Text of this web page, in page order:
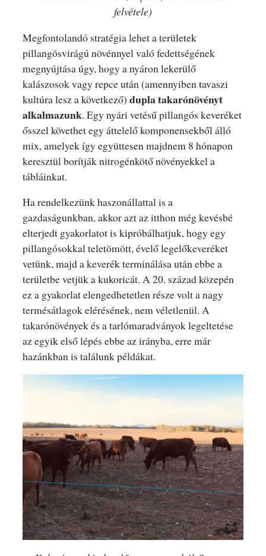
felvétele)
Megfontolandó stratégia lehet a területek
pillangósvirágú növénnyel való fedettségének
megnyújtása úgy, hogy a nyáron lekerülő
kalászosok vagy repce után (amennyiben tavaszi
kultúra lesz a következő) dupla takarónövényt
alkalmazunk. Egy nyári vetésű pillangós keveréket
ősszel követhet egy áttelelő komponensekből álló
mix, amelyek így együttesen majdnem 8 hónapon
keresztül borítják nitrogénkötő növényekkel a
tábláinkat.
Ha rendelkezünk haszonállattal is a
gazdaságunkban, akkor azt az itthon még kevésbé
elterjedt gyakorlatot is kipróbálhatjuk, hogy egy
pillangósokkal teletömött, évelő legelőkeveréket
vetünk, majd a keverék terminálása után ebbe a
területbe vetjük a kukoricát. A 20. század közepén
ez a gyakorlat elengedhetetlen része volt a nagy
termésátlagok elérésének, nem véletlenül. A
takarónövények és a tarlómaradványok legeltetése
az egyik első lépés ebbe az irányba, erre már
hazánkban is találunk példákat.